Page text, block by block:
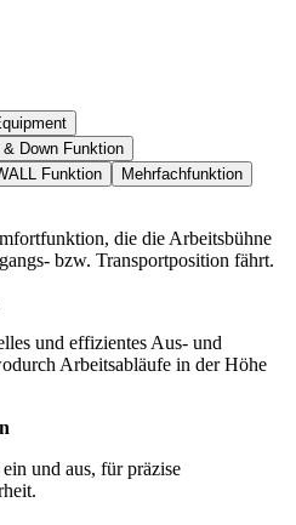
Down Funktion
Funktion Mehrfachfunktion
die die Arbeitsbühne
bzw. Transportposition fährt.
und effizientes Aus- und
Arbeitsabläufe in der Höhe
und aus, für präzise